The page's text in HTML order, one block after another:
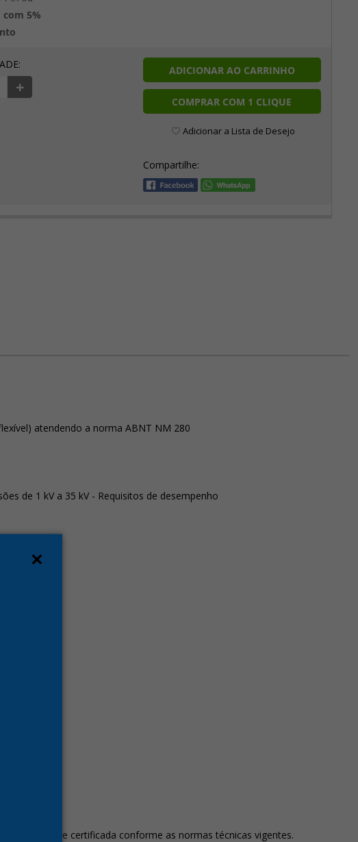
com 5%
+
ADICIONAR AO CARRINHO
COMPRAR COM 1 CLIQUE
Adicionar a Lista de Desejo
Compartilhe:
atendendo a norma ABNT NM 280
de 1 kV a 35 kV - Requisitos de desempenho
e qualidade certificada conforme as normas técnicas vigentes.